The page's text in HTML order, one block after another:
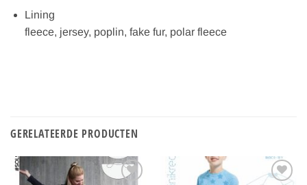
Lining
fleece, jersey, poplin, fake fur, polar fleece
GERELATEERDE PRODUCTEN